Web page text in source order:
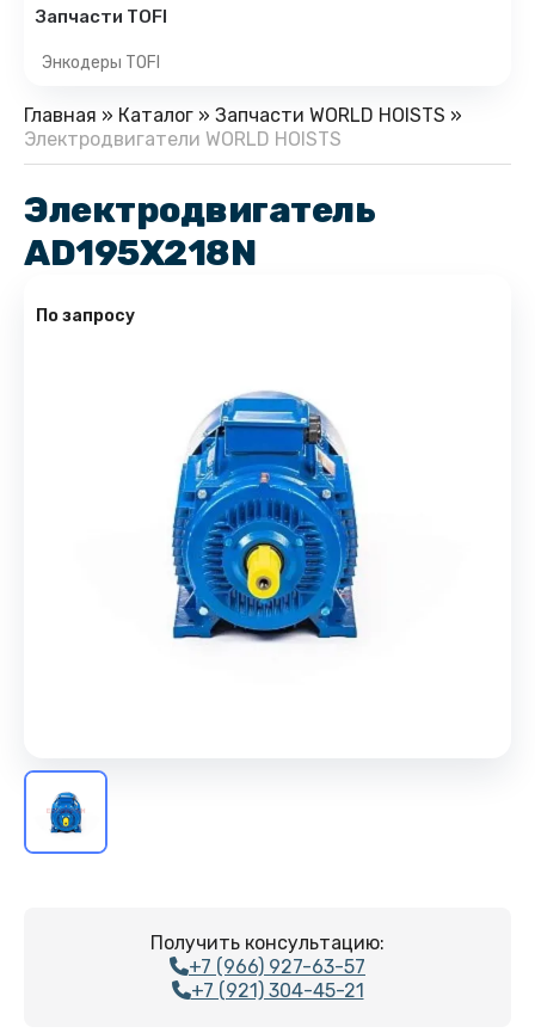
Запчасти TOFI
Энкодеры TOFI
Главная » Каталог » Запчасти WORLD HOISTS »
Электродвигатели WORLD HOISTS
Электродвигатель
AD195X218N
По запросу
Получить консультацию:
+7 (966) 927-63-57
+7 (921) 304-45-21